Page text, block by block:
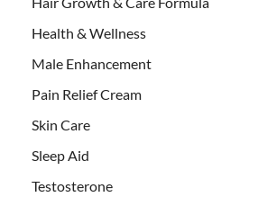
Health & Wellness
Male Enhancement
Pain Relief Cream
Skin Care
Sleep Aid
Testosterone